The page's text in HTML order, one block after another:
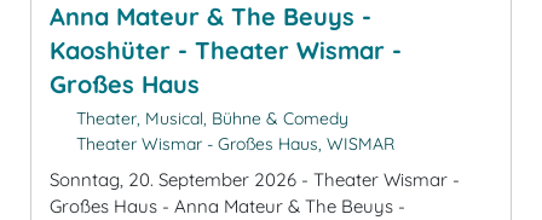
Anna Mateur & The Beuys -
Kaoshüter - Theater Wismar -
Großes Haus
Theater, Musical, Bühne & Comedy
Theater Wismar - Großes Haus, WISMAR
Sonntag, 20. September 2026 - Theater Wismar -
Großes Haus - Anna Mateur & The Beuys -